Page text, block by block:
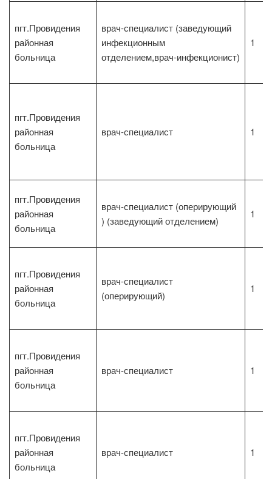
пгт.Провидения
районная
больница
врач-специалист (заведующий
инфекционным
отделением,врач-инфекционист)
1
пгт.Провидения
районная
больница
врач-специалист 1
пгт.Провидения
районная
больница
врач-специалист (оперирующий
) (заведующий отделением)
1
пгт.Провидения
районная
больница
врач-специалист
(оперирующий)
1
пгт.Провидения
районная
больница
врач-специалист 1
пгт.Провидения
районная
больница
врач-специалист 1